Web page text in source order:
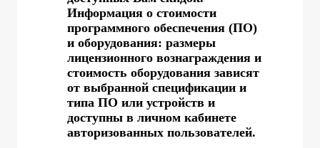
Информация о стоимости
программного обеспечения (ПО)
и оборудования: размеры
лицензионного вознаграждения и
стоимость оборудования зависят
от выбранной спецификации и
типа ПО или устройств и
доступны в личном кабинете
авторизованных пользователей.